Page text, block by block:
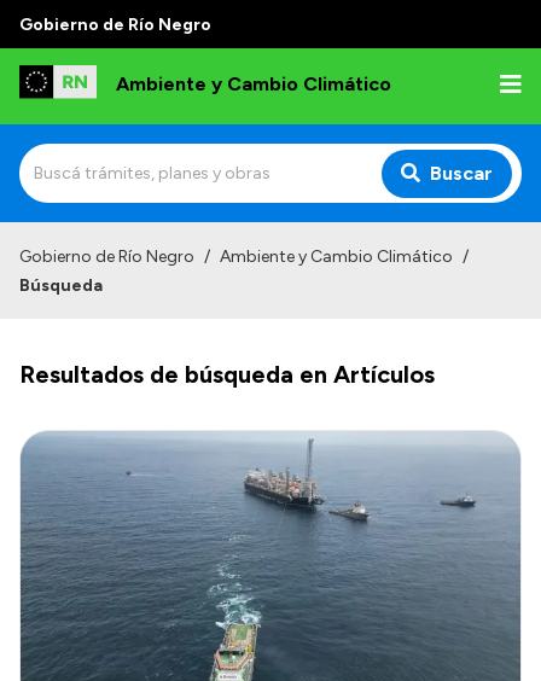
Gobierno de Río Negro
Ambiente y Cambio Climático
Buscar
Autoridades
Normativa
Transparencia
Presupuesto
Boletín Oficial
Gobierno de Río Negro / Ambiente y Cambio Climático /
Búsqueda
Resultados de búsqueda en Artículos